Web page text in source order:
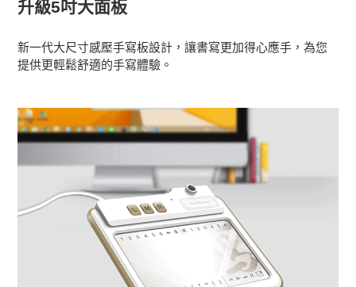
升級5吋大面板
新一代大尺寸感壓手寫板設計，讓書寫更加得心應手，為您
提供更輕鬆舒適的手寫體驗。